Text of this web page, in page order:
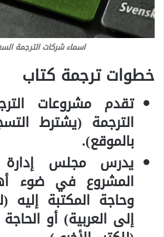
اسماء شركات الترجمة
خطوات ترجمة كتاب
تقدم مشروعات
الترجمة (يشترط
بالموقع).
يدرس مجلس إدارة
المشروع في ضوء
وحاجة المكتبة إليه
إلى العربية) أو